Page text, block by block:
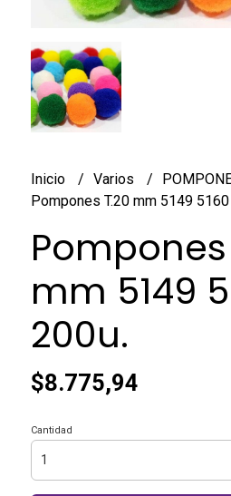
Inicio Varios
Pompones T.20 mm 5149
Pompones
mm 5149
200u.
$8.775,94
Cantidad